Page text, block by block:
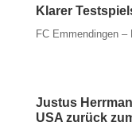
Klarer
FC Emmendingen –
Justus
USA zurück